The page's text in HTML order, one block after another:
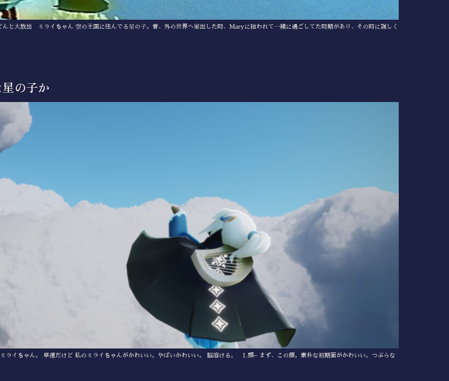
と大放出 ミライちゃん 空の王国に住んでる星の子。昔、外の世界へ家出した時、Maryに拾われて一緒に過ごしてた時期があり、その時に親しく
の子か
ライちゃん。 早速だけど 私のミライちゃんがかわいい。やばいかわいい。 脳溶ける。 1.頭– まず、この顔。素朴な初期面がかわいい。つぶらな